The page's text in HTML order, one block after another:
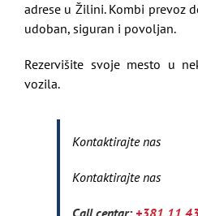
adrese u Žilini. Kombi prevoz
udoban, siguran i povoljan.
Rezervišite svoje mesto u
vozila.
Kontaktirajte nas
Kontaktirajte nas